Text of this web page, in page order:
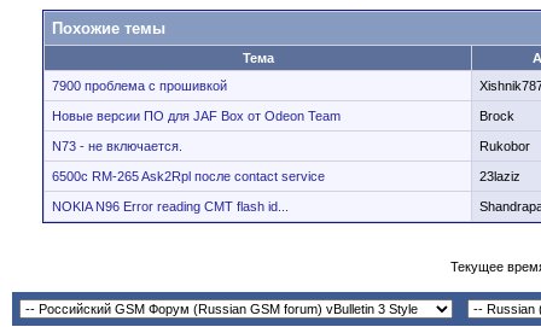
Похожие темы
Тема
7900 проблема с прошивкой
Новые версии ПО для JAF Box от Odeon Team Brock
N73 - не включается. Rukobor
6500c RM-265 Ask2Rpl после contact service 23laziz
NOKIA N96 Error reading CMT flash id...
Текущее